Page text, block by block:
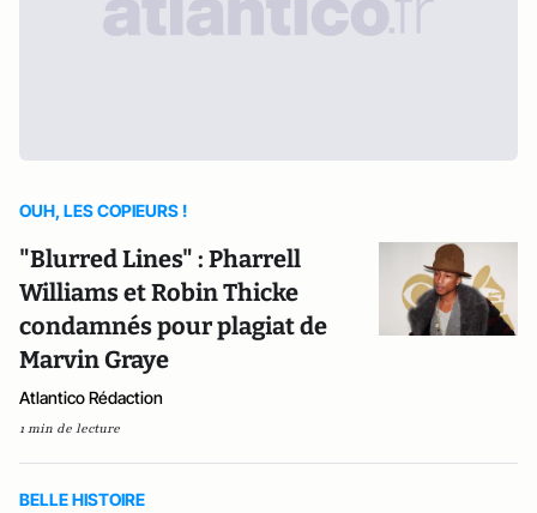
OUH, LES COPIEURS !
"Blurred Lines" : Pharrell
Williams et Robin Thicke
condamnés pour plagiat de
Marvin Graye
Atlantico Rédaction
1 min de lecture
BELLE HISTOIRE